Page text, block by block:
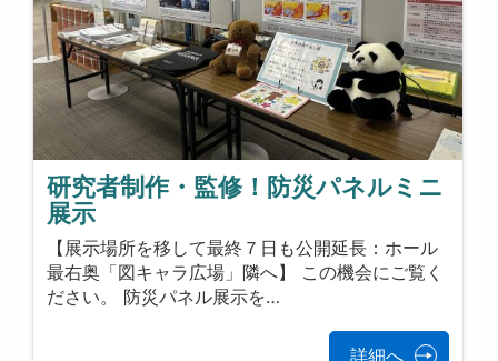
研究者制作・監修！防災パネルミニ
展示
【展示場所を移して最終７日も公開延長：ホール
最右奥「図キャラ広場」隣へ】 この機会にご覧く
ださい。 防災パネル展示を…
詳細へ